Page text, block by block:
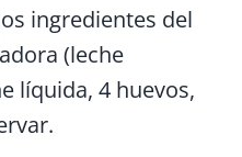
ingredientes del
(leche
líquida, 4 huevos,